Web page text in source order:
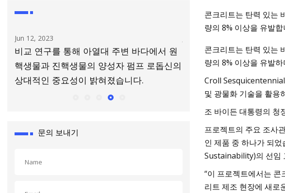
Jun 12, 2023
비교 연구를 통해 아열대 주변 바다에서 원
핵생물과 진핵생물의 양성자 펌프 로돕신의
상대적인 중요성이 밝혀졌습니다.
금속 용접에 대한 8가지
문의 보내기
콘크리트는 탄력 있는
량의 8% 이상을 유발
콘크리트는 탄력 있는
량의 8% 이상을 유발
Croll
및 광물화 기술을 활용
조 바이든 대통령의 청
프로젝트의 주요 조사
인 제품 중 하나가 되
Sustainability)의 선임
“이 프로젝트에서는 콘
리트 제조 현장에 새로